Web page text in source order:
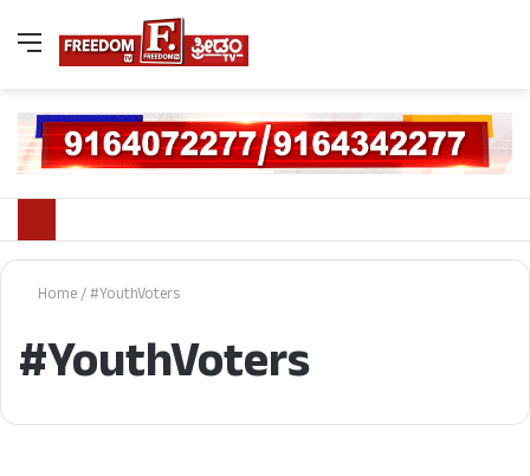
Home/#YouthVoters
#YouthVoters